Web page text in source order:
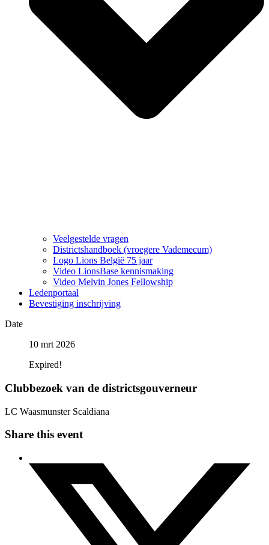
Veelgestelde vragen
Districtshandboek (vroegere Vademecum)
Logo Lions België 75 jaar
Video LionsBase kennismaking
Video Melvin Jones Fellowship
Ledenportaal
Bevestiging inschrijving
Date
10 mrt 2026
Expired!
Clubbezoek van de districtsgouverneur
LC Waasmunster Scaldiana
Share this event